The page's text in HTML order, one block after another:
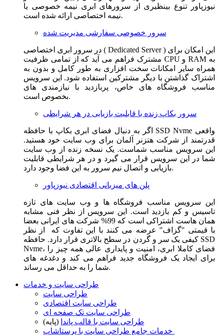
نیوزپاور تنوع بینظیری از سرورهای ابری نیمه خصوصی یا
نیمه اختصاصی ارائه شده است.
سرور خصوصی سفارشی مدیریت شده
در سرور ابری اختصاصی ( Dedicated Server ) این امکان برای
مشترک فراهم می آید که از تمامی ظرفیت CPU و RAM به
همراه سایر امکانات سخت افزاری به طور کامل و بدون به
اشتراک گذاشتن با دیگر مشترکین استفاده شود. این سرویس
مناسب فروشگاه های خاص، پربازدید با نیازمندی های
بخصوص است.
سرور بکاپ زنده با قابلیت بازیابی در هر شرایطی
اگر به دنبال فضای ابری بکاپ با حافظه SSD Nvme واقعی
قدرتمند از شرکت هتزنر آلمان برای وب سایت خود هستید.
این سرویس مناسب شماست. یک نسخه زنده از وب سایت
شما در این سرویس قرار می گیرد و در هر شرایطی قابلیت
بازیابی و اتصال نیم سرور به این فضا وجود دارد.
پلن های میزبانی اقتصادی نیوزپاور
این سرویس مناسب فروشگاه ها و وب سایت های تازه
تاسیس و کم بازدید است. این سرویس از نظر فنی مشابه
همان هاست اشتراکی است که 99% شرکت های ایرانی بعضا
با قیمتی "گزاف" عرضه می کنند با این تفاوت که از نظر
کیفی یک سر و گردن در سطح بالاتری قرار دارد. حافظه SSD
Nvme، فضای کاملا ابری، امنیت و پایداری عالی همه چیز را
برای ایجاد یک فروشگاه جدید فراهم می کند و دغدغه های
شما را به حداقل می رساند.
طراحی سایت و خدمات
طراحی سایت
طراحی سایت اقتصادی
طراحی سایت تک صفحه ای
طراحی سایت با قالب پاندا (پایه)